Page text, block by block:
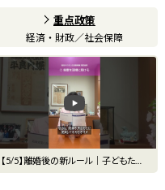
重点政策
経済・財政／社会保障
【5/5】離婚後の新ルール｜子どもたち
のために何が変わる？⑤